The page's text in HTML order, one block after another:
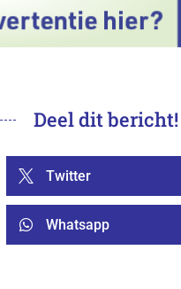
Deel dit bericht!
 Twitter
 Whatsapp